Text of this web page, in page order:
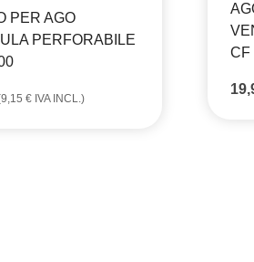
PER AGO
PERFORABILE
9,15 € IVA INCL.)
CF